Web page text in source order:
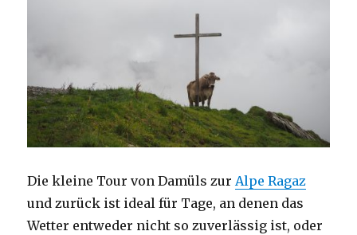
Die kleine Tour von Damüls zurAlpe Ragaz
und zurück ist ideal für Tage, an denen das
Wetter entweder nicht so zuverlässig ist, oder